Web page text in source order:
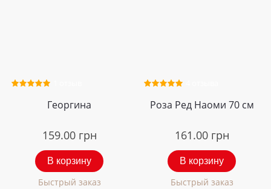
Георгина
159.00 грн
В корзину
Быстрый заказ
Роза Ред Наоми 70 см
161.00 грн
В корзину
Быстрый заказ